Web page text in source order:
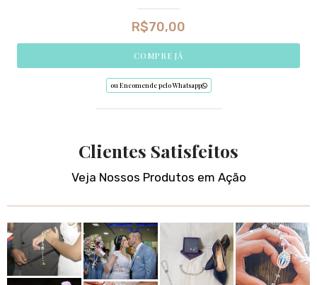
R$70,00
COMPRE JÁ
ou Encomende pelo Whatsapp
Clientes Satisfeitos
Veja Nossos Produtos em Ação